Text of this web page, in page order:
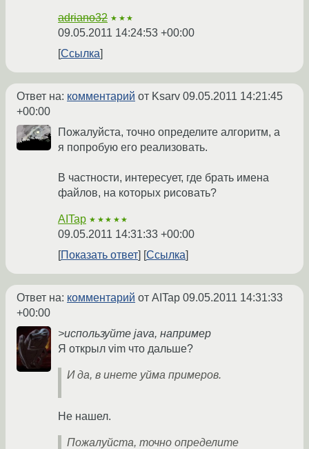
adriano32 ★★★
09.05.2011 14:24:53 +00:00
Ссылка
Ответ на: комментарий от Ksarv 09.05.2011 14:21:45
+00:00
Пожалуйста, точно определите алгоритм, а
я попробую его реализовать.
В частности, интересует, где брать имена
файлов, на которых рисовать?
AITap ★★★★★
09.05.2011 14:31:33 +00:00
Показать ответ
Ссылка
Ответ на: комментарий от AITap 09.05.2011 14:31:33
+00:00
>используйте java, например
Я открыл vim что дальше?
И да, в инете уйма примеров.
Не нашел.
Пожалуйста, точно определите